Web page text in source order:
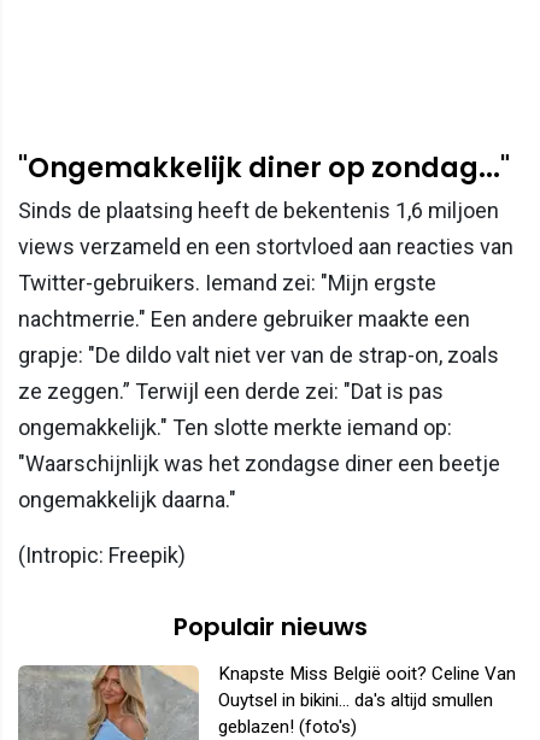
"Ongemakkelijk diner op zondag..."
Sinds de plaatsing heeft de bekentenis 1,6 miljoen
views verzameld en een stortvloed aan reacties van
Twitter-gebruikers. Iemand zei: "Mijn ergste
nachtmerrie." Een andere gebruiker maakte een
grapje: "De dildo valt niet ver van de strap-on, zoals
ze zeggen.” Terwijl een derde zei: "Dat is pas
ongemakkelijk." Ten slotte merkte iemand op:
"Waarschijnlijk was het zondagse diner een beetje
ongemakkelijk daarna."
(Intropic: Freepik)
Populair nieuws
Knapste Miss België ooit? Celine Van
Ouytsel in bikini... da's altijd smullen
geblazen! (foto's)